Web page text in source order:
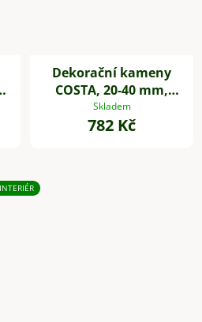
Dekorační kameny
COSTA, 20-40 mm,
plast, šedá
Skladem
782 Kč